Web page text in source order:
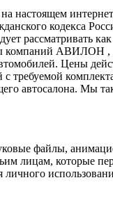
настоящем
кодекса
компаний АВИЛОН
Цены
автосалона. Мы
файлы,
которые
личного